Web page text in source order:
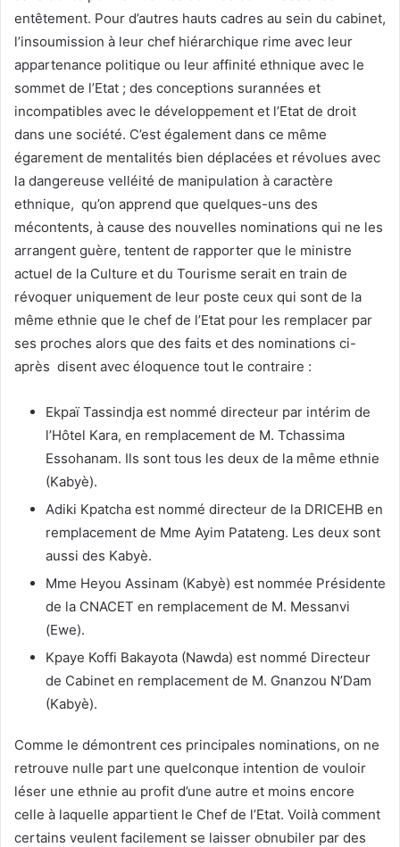
entêtement. Pour d’autres hauts cadres au sein du cabinet,
l’insoumission à leur chef hiérarchique rime avec leur
appartenance politique ou leur affinité ethnique avec le
sommet de l’Etat ; des conceptions surannées et
incompatibles avec le développement et l’Etat de droit
dans une société. C’est également dans ce même
égarement de mentalités bien déplacées et révolues avec
la dangereuse velléité de manipulation à caractère
ethnique, qu’on apprend que quelques-uns des
mécontents, à cause des nouvelles nominations qui ne les
arrangent guère, tentent de rapporter que le ministre
actuel de la Culture et du Tourisme serait en train de
révoquer uniquement de leur poste ceux qui sont de la
même ethnie que le chef de l’Etat pour les remplacer par
ses proches alors que des faits et des nominations ci-
après disent avec éloquence tout le contraire :
Ekpaï Tassindja est nommé directeur par intérim de
l’Hôtel Kara, en remplacement de M. Tchassima
Essohanam. Ils sont tous les deux de la même ethnie
(Kabyè).
Adiki Kpatcha est nommé directeur de la DRICEHB en
remplacement de Mme Ayim Patateng. Les deux sont
aussi des Kabyè.
Mme Heyou Assinam (Kabyè) est nommée Présidente
de la CNACET en remplacement de M. Messanvi
(Ewe).
Kpaye Koffi Bakayota (Nawda) est nommé Directeur
de Cabinet en remplacement de M. Gnanzou N’Dam
(Kabyè).
Comme le démontrent ces principales nominations, on ne
retrouve nulle part une quelconque intention de vouloir
léser une ethnie au profit d’une autre et moins encore
celle à laquelle appartient le Chef de l’Etat. Voilà comment
certains veulent facilement se laisser obnubiler par des